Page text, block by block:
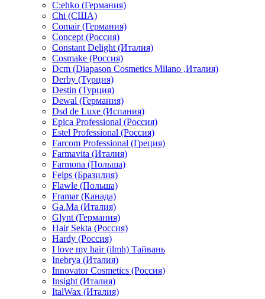
C:ehko (Германия)
Chi (США)
Comair (Германия)
Concept (Россия)
Constant Delight (Италия)
Cosmake (Россия)
Dcm (Diapason Cosmetics Milano ,Италия)
Derby (Турция)
Destin (Турция)
Dewal (Германия)
Dsd de Luxe (Испания)
Epica Professional (Россия)
Estel Professional (Россия)
Farcom Professional (Греция)
Farmavita (Италия)
Farmona (Польша)
Felps (Бразилия)
Flawle (Польша)
Framar (Канада)
Ga.Ma (Италия)
Glynt (Германия)
Hair Sekta (Россия)
Hardy (Россия)
I love my hair (ilmh) Тайвань
Inebrya (Италия)
Innovator Cosmetics (Россия)
Insight (Италия)
ItalWax (Италия)